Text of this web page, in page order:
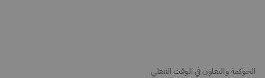
الحوكمة والتعاون في الوقت الفعلي